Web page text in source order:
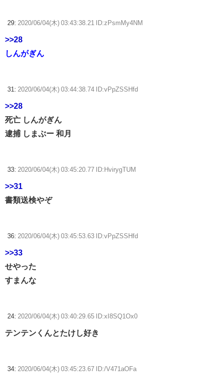
29: 2020/06/04(木) 03:43:38.21 ID:zPsmMy4NM
>>28
しんがぎん
31: 2020/06/04(木) 03:44:38.74 ID:vPpZSSHfd
>>28
死亡 しんがぎん
逮捕 しまぶー 和月
33: 2020/06/04(木) 03:45:20.77 ID:HvirygTUM
>>31
書類送検やぞ
36: 2020/06/04(木) 03:45:53.63 ID:vPpZSSHfd
>>33
せやった
すまんな
24: 2020/06/04(木) 03:40:29.65 ID:xI8SQ1Ox0
テンテンくんとたけし好き
34: 2020/06/04(木) 03:45:23.67 ID:/V471aOFa